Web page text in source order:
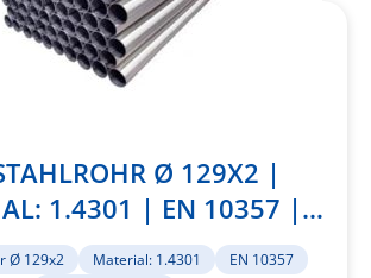
Ø 129X2 |
1.4301 | EN 10357 |
6.000 MM
Ø 129x2 Material: 1.4301
EN 10357